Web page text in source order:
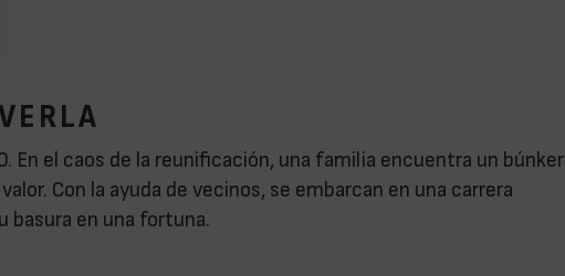
En el caos de la reunificación, una familia encuentra un búnker
Con la ayuda de vecinos, se embarcan en una carrera
basura en una fortuna.